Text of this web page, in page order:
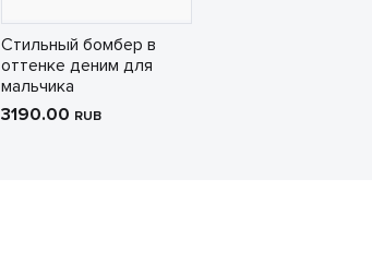
Стильный бомбер в
оттенке деним для
мальчика
3190.00 RUB